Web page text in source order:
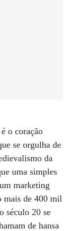
o coração
se orgulha de
da
uma simples
marketing
mais de 400 mil
século 20 se
de hansa